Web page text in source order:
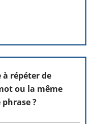
répéter de
ou la même
?